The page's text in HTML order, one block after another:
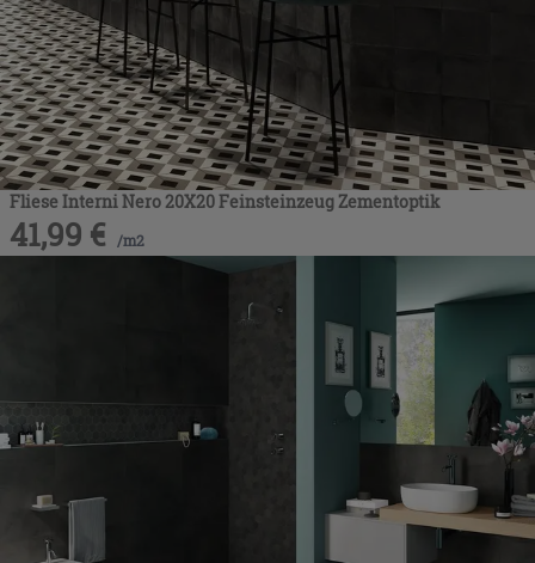
Fliese Interni Nero 20X20 Feinsteinzeug Zementoptik
41,99 € /m2